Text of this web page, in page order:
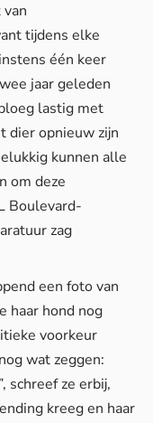
tijdens elke
één keer
jaar geleden
lastig met
dieropnieuw zijn
kunnen alle
om deze
Boulevard-
zag
een foto van
haar hond nog
voorkeur
wat zeggen:
schreef ze erbij,
kreeg en haar